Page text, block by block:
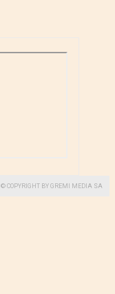
© COPYRIGHT BY GREMI MEDIA SA